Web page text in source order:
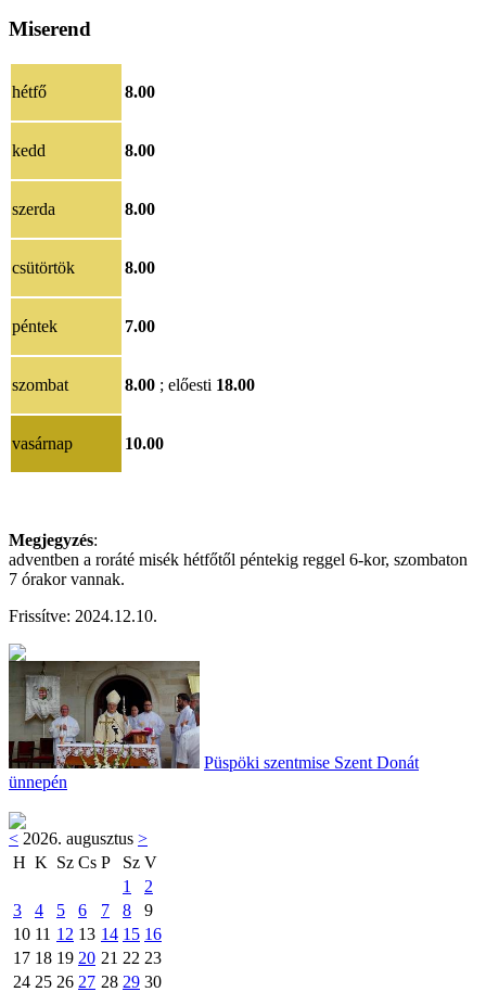
Miserend
hétfő 8.00
kedd 8.00
szerda 8.00
csütörtök 8.00
péntek 7.00
szombat 8.00 ; előesti 18.00
vasárnap 10.00
Megjegyzés:
adventben a roráté misék hétfőtől péntekig reggel 6-kor, szombaton
7 órakor vannak.
Frissítve: 2024.12.10.
Püspöki szentmise Szent Donát
ünnepén
< 2026. augusztus >
H K Sz Cs P Sz V
1
2
3
4 5 6 7 8
9
10 11 12 13 14 15 16
17 18 19 20 21 22 23
24 25 26 27 28 29 30